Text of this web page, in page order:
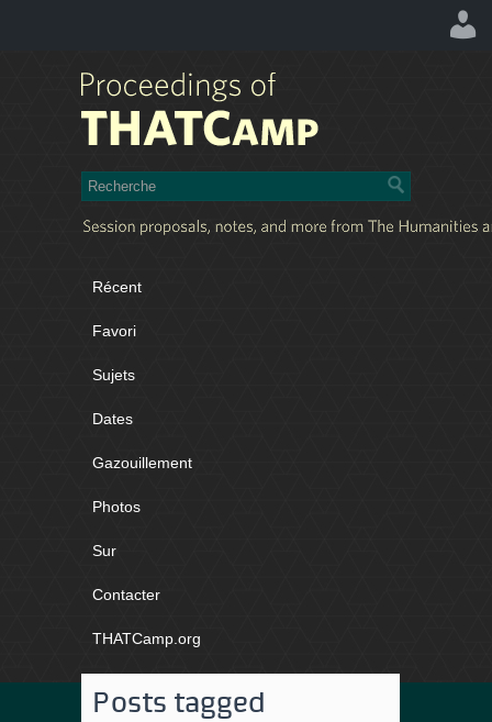
Récent
Favori
Sujets
Dates
Gazouillement
Photos
Sur
Contacter
THATCamp.org
Posts tagged